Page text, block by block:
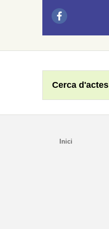
Cerca d'actes
Inici